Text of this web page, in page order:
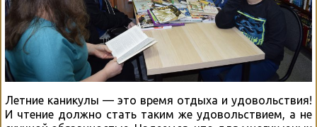
Летние каникулы — это время отдыха и удовольствия!
И чтение должно стать таким же удовольствием, а не